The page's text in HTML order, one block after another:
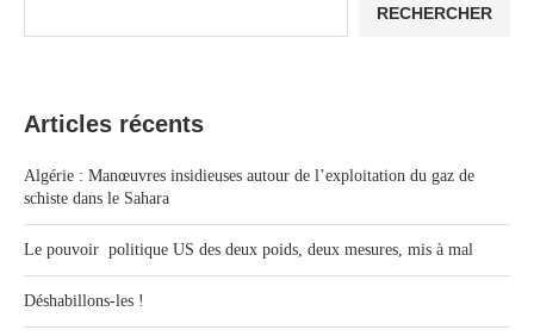
RECHERCHER
Articles récents
Algérie : Manœuvres insidieuses autour de l’exploitation du gaz de
schiste dans le Sahara
Le pouvoir politique US des deux poids, deux mesures, mis à mal
Déshabillons-les !